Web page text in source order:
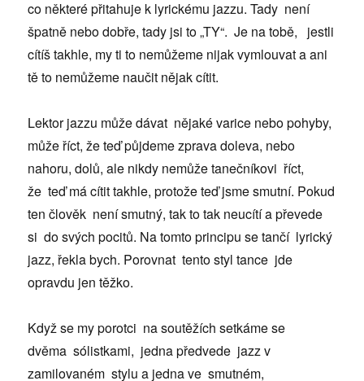
co některé přitahuje k lyrickému jazzu. Tady není
špatně nebo dobře, tady jsi to „TY“. Je na tobě, jestli
cítíš takhle, my ti to nemůžeme nijak vymlouvat a ani
tě to nemůžeme naučit nějak cítit.
Lektor jazzu může dávat nějaké varice nebo pohyby,
může říct, že teď půjdeme zprava doleva, nebo
nahoru, dolů, ale nikdy nemůže tanečníkovi říct,
že teď má cítit takhle, protože teď jsme smutní. Pokud
ten člověk není smutný, tak to tak neucítí a převede
si do svých pocitů. Na tomto principu se tančí lyrický
jazz, řekla bych. Porovnat tento styl tance jde
opravdu jen těžko.
Když se my porotci na soutěžích setkáme se
dvěma sólistkami, jedna předvede jazz v
zamilovaném stylu a jedna ve smutném,